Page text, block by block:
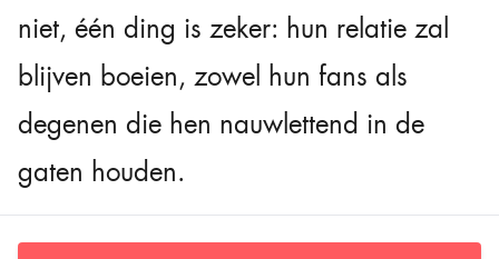
niet, één ding is zeker: hun relatie zal
blijven boeien, zowel hun fans als
degenen die hen nauwlettend in de
gaten houden.